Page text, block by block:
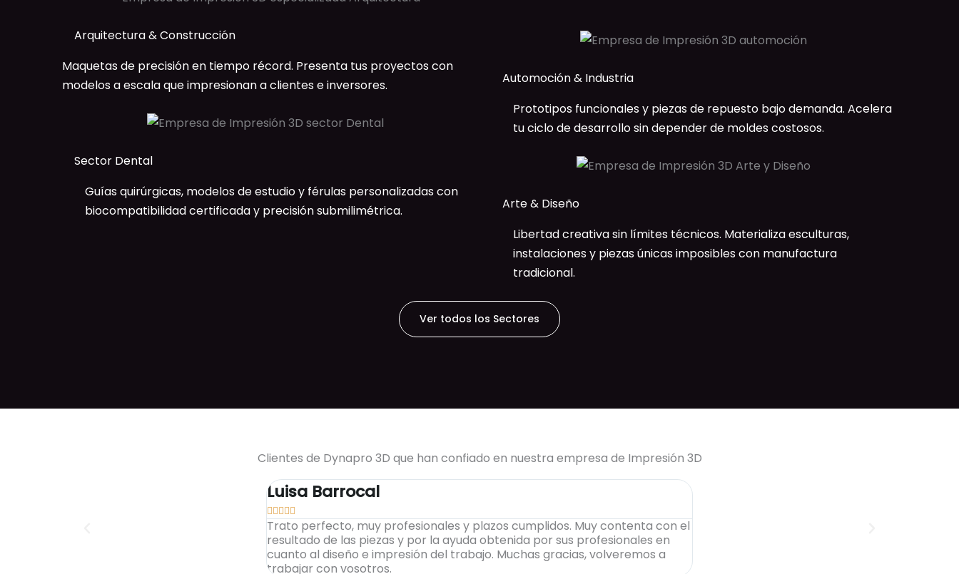
Arquitectura & Construcción
Maquetas de precisión en tiempo récord. Presenta tus proyectos con
modelos a escala que impresionan a clientes e inversores.
Sector Dental
Guías quirúrgicas, modelos de estudio y férulas personalizadas con
biocompatibilidad certificada y precisión submilimétrica.
Automoción & Industria
Prototipos funcionales y piezas de repuesto bajo demanda. Acelera
tu ciclo de desarrollo sin depender de moldes costosos.
Arte & Diseño
Libertad creativa sin límites técnicos. Materializa esculturas,
instalaciones y piezas únicas imposibles con manufactura
tradicional.
Ver todos los Sectores
Clientes de Dynapro 3D que han confiado en nuestra empresa de Impresión 3D
Luisa Barrocal
    
Trato perfecto, muy profesionales y plazos cumplidos. Muy contenta con el
resultado de las piezas y por la ayuda obtenida por sus profesionales en
cuanto al diseño e impresión del trabajo. Muchas gracias, volveremos a
trabajar con vosotros.